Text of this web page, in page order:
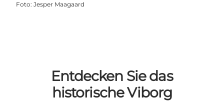
Foto: Jesper Maagaard
Entdecken Sie das
historische Viborg